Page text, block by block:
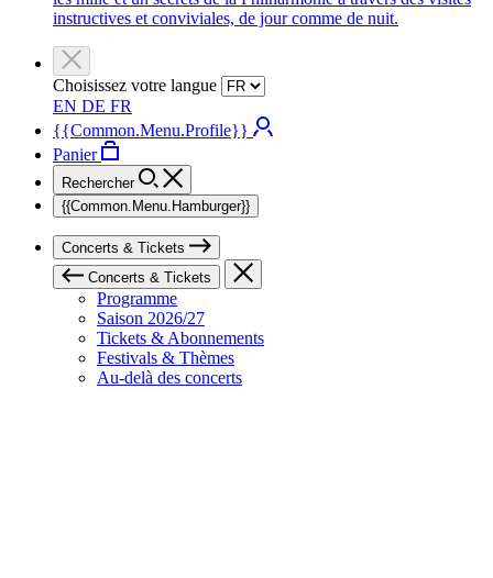
instructives et conviviales, de jour comme de nuit.
Choisissez votre langue
EN DE FR
{{Common.Menu.Profile}}
Panier
Rechercher
{{Common.Menu.Hamburger}}
Concerts & Tickets
Concerts & Tickets
Programme
Saison 2026/27
Tickets & Abonnements
Festivals & Thèmes
Au-delà des concerts